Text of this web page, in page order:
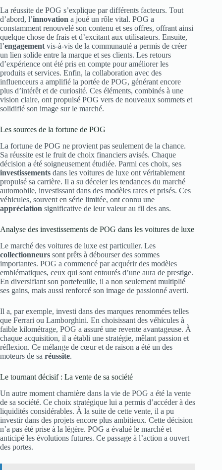
La réussite de POG s’explique par différents facteurs. Tout
d’abord, l’innovation a joué un rôle vital. POG a
constamment renouvelé son contenu et ses offres, offrant ainsi
quelque chose de frais et d’excitant aux utilisateurs. Ensuite,
l’engagement vis-à-vis de la communauté a permis de créer
un lien solide entre la marque et ses clients. Les retours
d’expérience ont été pris en compte pour améliorer les
produits et services. Enfin, la collaboration avec des
influenceurs a amplifié la portée de POG, générant encore
plus d’intérêt et de curiosité. Ces éléments, combinés à une
vision claire, ont propulsé POG vers de nouveaux sommets et
solidifié son image sur le marché.
Les sources de la fortune de POG
La fortune de POG ne provient pas seulement de la chance.
Sa réussite est le fruit de choix financiers avisés. Chaque
décision a été soigneusement étudiée. Parmi ces choix, ses
investissements dans les voitures de luxe ont véritablement
propulsé sa carrière. Il a su déceler les tendances du marché
automobile, investissant dans des modèles rares et prisés. Ces
véhicules, souvent en série limitée, ont connu une
appréciation significative de leur valeur au fil des ans.
Analyse des investissements de POG dans les voitures de luxe
Le marché des voitures de luxe est particulier. Les
collectionneurs sont prêts à débourser des sommes
importantes. POG a commencé par acquérir des modèles
emblématiques, ceux qui sont entourés d’une aura de prestige.
En diversifiant son portefeuille, il a non seulement multiplié
ses gains, mais aussi renforcé son image de passionné averti.
Il a, par exemple, investi dans des marques renommées telles
que Ferrari ou Lamborghini. En choisissant des véhicules à
faible kilométrage, POG a assuré une revente avantageuse. À
chaque acquisition, il a établi une stratégie, mêlant passion et
réflexion. Ce mélange de cœur et de raison a été un des
moteurs de sa réussite.
Le tournant décisif : La vente de sa société
Un autre moment charnière dans la vie de POG a été la vente
de sa société. Ce choix stratégique lui a permis d’accéder à des
liquidités considérables. À la suite de cette vente, il a pu
investir dans des projets encore plus ambitieux. Cette décision
n’a pas été prise à la légère. POG a évalué le marché et
anticipé les évolutions futures. Ce passage à l’action a ouvert
des portes.